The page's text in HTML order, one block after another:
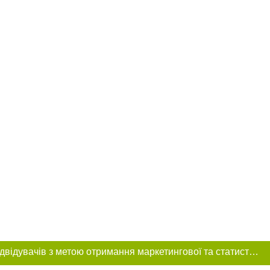
Цей сайт використовує «cookies». Також веб-сайт використовує інтернет-сервіс для збору технічних даних стосовно відвідувачів з метою отримання маркетингової та статистичної інформації. Умови обробки даних відвідувачів сайту див.